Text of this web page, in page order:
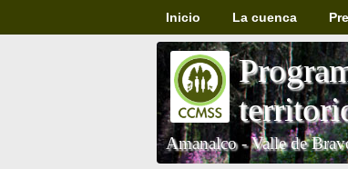
Inicio La cuenca
Amanalco - Valle de